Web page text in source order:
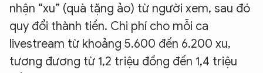
nhận “xu” (quà tặng ảo) từ người xem, sau đó
quy đổi thành tiền. Chi phí cho mỗi ca
livestream từ khoảng 5.600 đến 6.200 xu,
tương đương từ 1,2 triệu đồng đến 1,4 triệu